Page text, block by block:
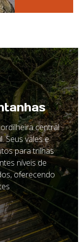
central
Seus vales e
para trilhas
níveis de
oferecendo